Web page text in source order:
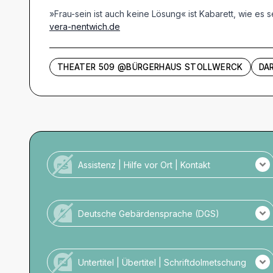
»Frau-sein ist auch keine Lösung« ist Kabarett, wie es
vera-nentwich.de
THEATER 509 @BÜRGERHAUS STOLLWERCK
Assistenz | Hilfe vor Ort | Kontakt
Unterstützungsbedarf.
Deutsche Gebärdensprache (DGS)
Untertitel | Übertitel | Schriftdolmetschung